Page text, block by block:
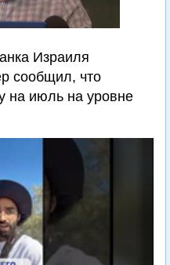
Израиля
сообщил, что
на июль на уровне